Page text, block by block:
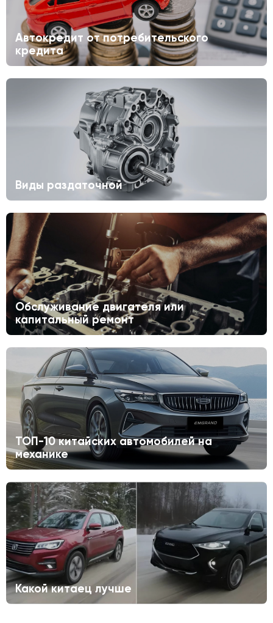
Автокредит от потребительского
кредита
Виды раздаточной
Обслуживание двигателя или
капитальный ремонт
ТОП-10 китайских автомобилей на
механике
Какой китаец лучше